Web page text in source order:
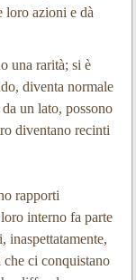
loro azioni e dà
una rarità; si è
diventa normale
un lato, possono
diventano recinti
rapporti
interno fa parte
ci conquistano